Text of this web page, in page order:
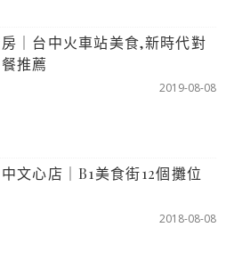
｜台中火車站美食,新時代對
推薦
2019-08-08
文心店｜B1美食街12個攤位
2018-08-08